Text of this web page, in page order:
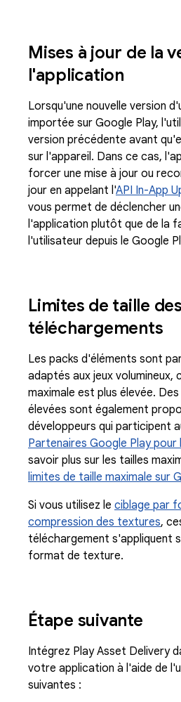
Mises à jour de la
l'application
Lorsqu'une nouvelle version
importée sur Google Play,
version précédente avant
sur l'appareil. Dans ce cas,
forcer une mise à jour ou
jour en appelant l'API In-App
vous permet de déclencher
l'application plutôt que de la
l'utilisateur depuis le Google
Limites de taille des
téléchargements
Les packs d'éléments sont
adaptés aux jeux volumineux,
maximale est plus élevée.
élevées sont également
développeurs qui participent
Partenaires Google Play pour
savoir plus sur les tailles
limites de taille maximale sur
Si vous utilisez le ciblage par
compression des textures,
téléchargement s'appliquent
format de texture.
Étape suivante
Intégrez Play Asset Delivery
votre application à l'aide de
suivantes :